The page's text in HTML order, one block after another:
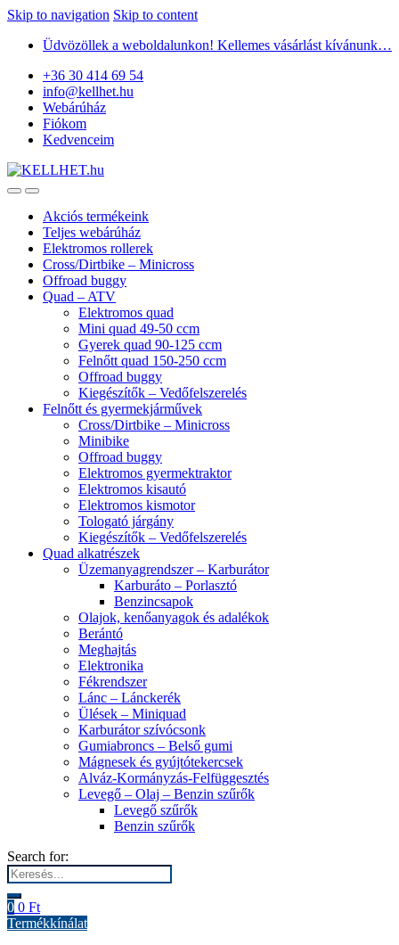
Skip to navigation Skip to content
Üdvözöllek a weboldalunkon! Kellemes vásárlást kívánunk…
+36 30 414 69 54
info@kellhet.hu
Webárúház
Fiókom
Kedvenceim
Akciós termékeink
Teljes webárúház
Elektromos rollerek
Cross/Dirtbike – Minicross
Offroad buggy
Quad – ATV
Elektromos quad
Mini quad 49-50 ccm
Gyerek quad 90-125 ccm
Felnőtt quad 150-250 ccm
Offroad buggy
Kiegészítők – Vedőfelszerelés
Felnőtt és gyermekjárművek
Cross/Dirtbike – Minicross
Minibike
Offroad buggy
Elektromos gyermektraktor
Elektromos kisautó
Elektromos kismotor
Tologató járgány
Kiegészítők – Vedőfelszerelés
Quad alkatrészek
Üzemanyagrendszer – Karburátor
Karburáto – Porlasztó
Benzincsapok
Olajok, kenőanyagok és adalékok
Berántó
Meghajtás
Elektronika
Fékrendszer
Lánc – Lánckerék
Ülések – Miniquad
Karburátor szívócsonk
Gumiabroncs – Belső gumi
Mágnesek és gyújtótekercsek
Alváz-Kormányzás-Felfüggesztés
Levegő – Olaj – Benzin szűrők
Levegő szűrők
Benzin szűrők
Search for:
0 0 Ft
Termékkínálat